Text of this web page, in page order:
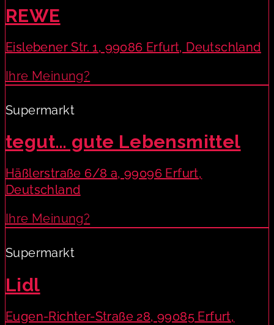
REWE
Eislebener Str. 1, 99086 Erfurt, Deutschland
Ihre Meinung?
Supermarkt
tegut… gute Lebensmittel
Häßlerstraße 6/8 a, 99096 Erfurt,
Deutschland
Ihre Meinung?
Supermarkt
Lidl
Eugen-Richter-Straße 28, 99085 Erfurt,